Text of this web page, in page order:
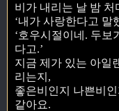
비가 내리는 날 밤
‘내가 사랑한다고 말
‘호우시절이네. 두보
다고.’
지금 제가 있는 아일
리는지,
좋은비인지 나쁜비
같아요.